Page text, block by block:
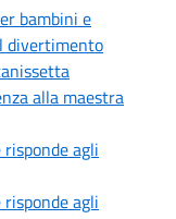
bambini e
divertimento
alla maestra
risponde agli
risponde agli